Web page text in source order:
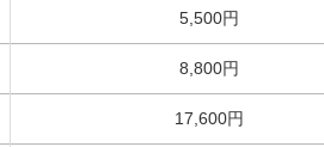
5,500円
8,800円
17,600円